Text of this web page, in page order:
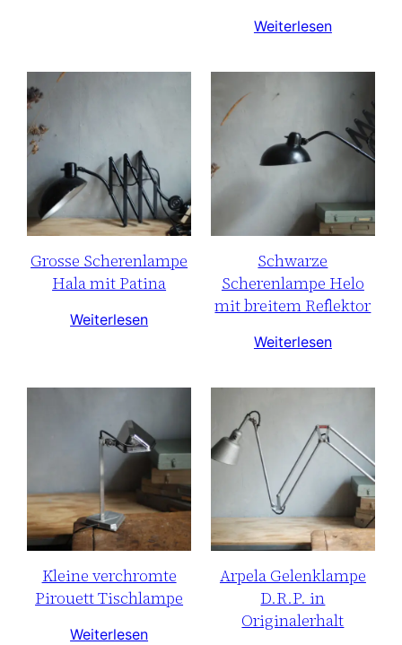
Weiterlesen
Grosse Scherenlampe
Hala mit Patina
Weiterlesen
Schwarze
Scherenlampe Helo
mit breitem Reflektor
Weiterlesen
Kleine verchromte
Pirouett Tischlampe
Weiterlesen
Arpela Gelenklampe
D.R.P. in
Originalerhalt